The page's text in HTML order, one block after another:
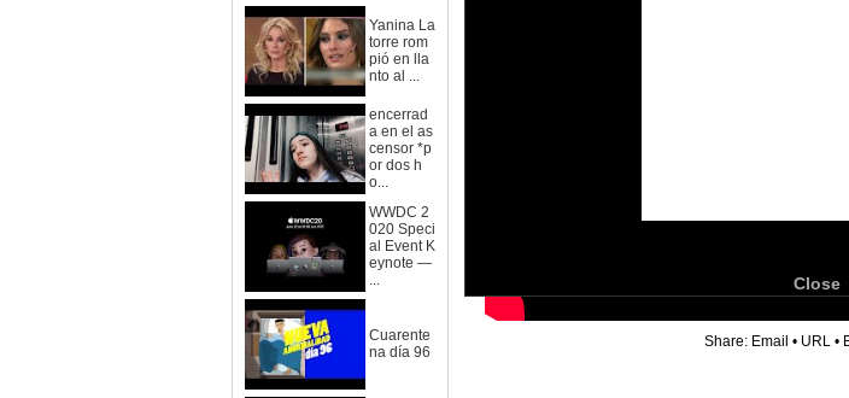
Yanina La
torre rom
pió en lla
nto al ...
encerrad
a en el as
censor *p
or dos h
o...
WWDC 2
020 Speci
al Event K
eynote —
...
Cuarente
na día 96
Close
Share: Email • URL •